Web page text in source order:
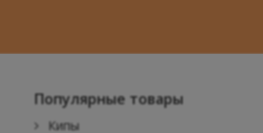
Популярные товары
Кипы